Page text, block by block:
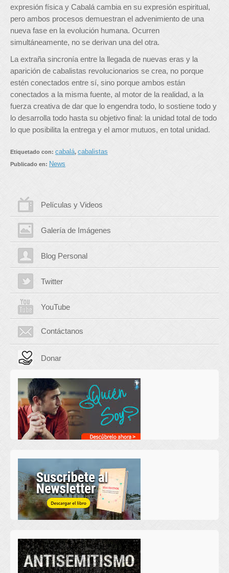
expresión física y Cabalá cambia en su expresión espiritual,
pero ambos procesos demuestran el advenimiento de una
nueva fase en la evolución humana. Ocurren
simultáneamente, no se derivan una del otra.
La extraña sincronía entre la llegada de nuevas eras y la
aparición de cabalistas revolucionarios se crea, no porque
estén conectados entre sí, sino porque ambos están
conectados a la misma fuente, al motor de la realidad, a la
fuerza creativa de dar que lo engendra todo, lo sostiene todo y
lo desarrolla todo hasta su objetivo final: la unidad total de todo
lo que posibilita la entrega y el amor mutuos, en total unidad.
Etiquetado con: cabalá, cabalistas
Publicado en: News
Películas y Videos
Galería de Imágenes
Blog Personal
Twitter
YouTube
Contáctanos
Donar